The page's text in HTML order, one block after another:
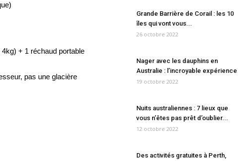
+ 1 réchaud portable
pas une glacière
Grande Barrière de Corail : les 10
îles qui vont vous...
26 octobre 2022
Nager avec les dauphins en
Australie : l’incroyable expérience
19 octobre 2022
Nuits australiennes : 7 lieux que
vous n’êtes pas prêt d’oublier...
12 octobre 2022
Des activités gratuites à Perth,